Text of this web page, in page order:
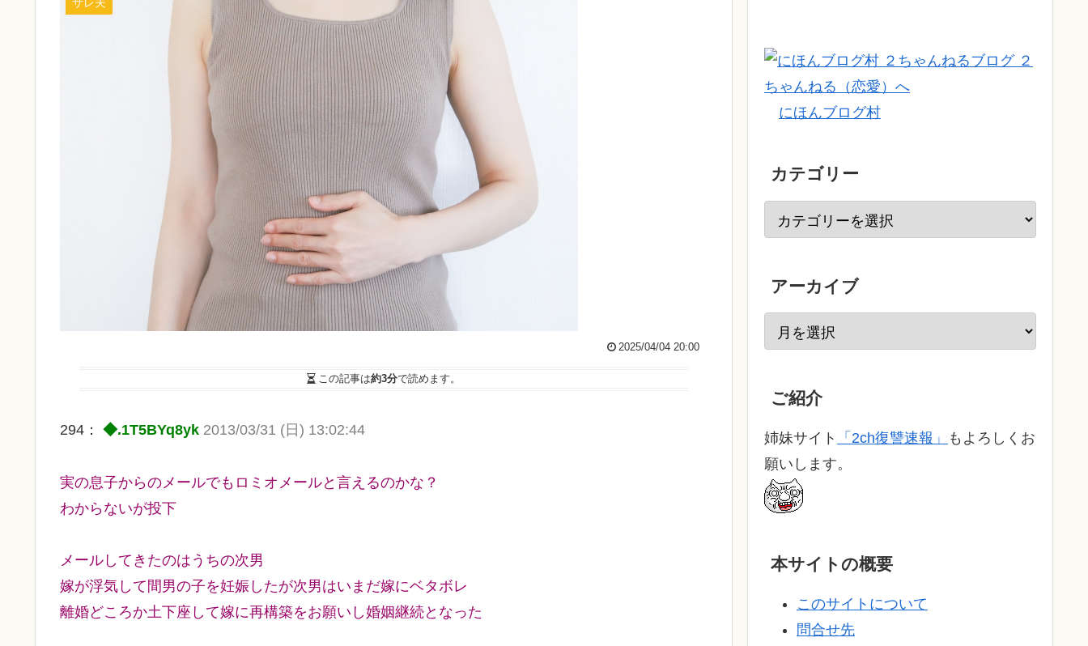
2025/04/04 20:00
この記事は約3分で読めます。
294： ◆.1T5BYq8yk 2013/03/31 (日) 13:02:44
実の息子からのメールでもロミオメールと言えるのかな？
わからないが投下
メールしてきたのはうちの次男
嫁が浮気して間男の子を妊娠したが次男はいまだ嫁にベタボレ
離婚どころか土下座して嫁に再構築をお願いし婚姻継続となった
にほんブログ村
カテゴリー
アーカイブ
ご紹介
姉妹サイト 「2ch復讐速報」
もよろしくお
願いします。
本サイトの概要
このサイトについて
問合せ先